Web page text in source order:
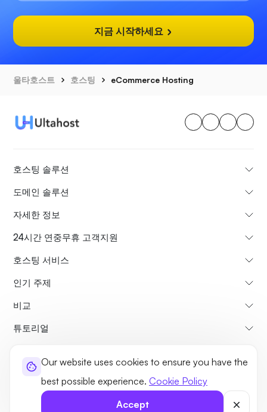
Our website uses cookies to ensure you have the
best possible experience. Cookie Policy
Accept
지금 시작하세요
울타호스트 호스팅 eCommerce Hosting
호스팅 솔루션
도메인 솔루션
자세한 정보
24시간 연중무휴 고객지원
호스팅 서비스
인기 주제
비교
튜토리얼
회사소개환불 정책이용약관 개인정보처리방침법적사항사이트맵
©2026 UltaHost - 모든 권리 보유.